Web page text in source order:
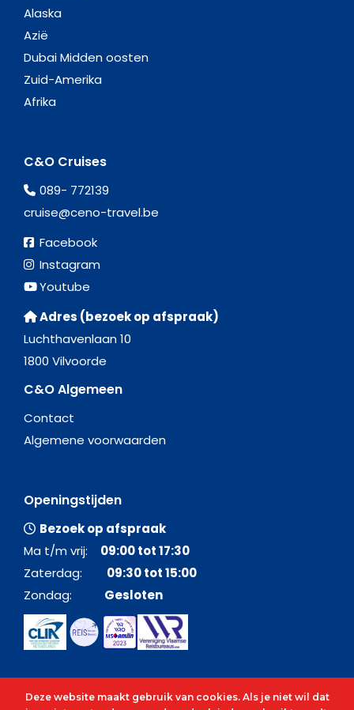
Alaska
Azië
Dubai Midden oosten
Zuid-Amerika
Afrika
C&O Cruises
089- 772139
cruise@ceno-travel.be
Facebook
Instagram
Youtube
Adres (bezoek op afspraak)
Luchthavenlaan 10
1800 Vilvoorde
C&O Algemeen
Contact
Algemene voorwaarden
Openingstijden
Bezoek op afspraak
Ma t/m vrij: 09:00 tot 17:30
Zaterdag: 09:30 tot 15:00
Zondag: Gesloten
Deze website maakt gebruik van cookies. Als je niet wil dat